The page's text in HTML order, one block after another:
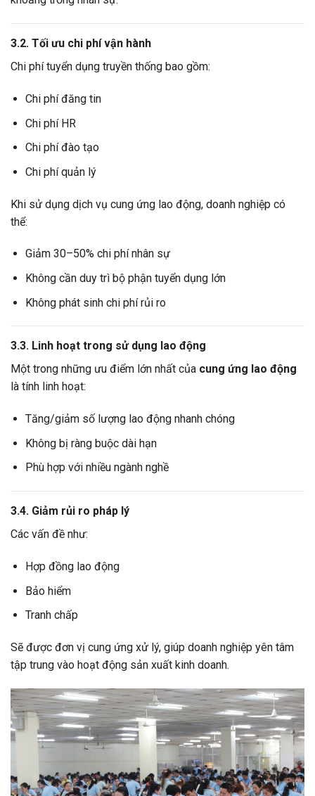
3.2. Tối ưu chi phí vận hành
Chi phí tuyển dụng truyền thống bao gồm:
Chi phí đăng tin
Chi phí HR
Chi phí đào tạo
Chi phí quản lý
Khi sử dụng dịch vụ cung ứng lao động, doanh nghiệp có
thể:
Giảm 30–50% chi phí nhân sự
Không cần duy trì bộ phận tuyển dụng lớn
Không phát sinh chi phí rủi ro
3.3. Linh hoạt trong sử dụng lao động
Một trong những ưu điểm lớn nhất của cung ứng lao động
là tính linh hoạt:
Tăng/giảm số lượng lao động nhanh chóng
Không bị ràng buộc dài hạn
Phù hợp với nhiều ngành nghề
3.4. Giảm rủi ro pháp lý
Các vấn đề như:
Hợp đồng lao động
Bảo hiểm
Tranh chấp
Sẽ được đơn vị cung ứng xử lý, giúp doanh nghiệp yên tâm
tập trung vào hoạt động sản xuất kinh doanh.